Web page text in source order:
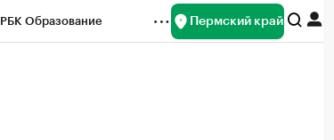
РБК Образование Пермский край